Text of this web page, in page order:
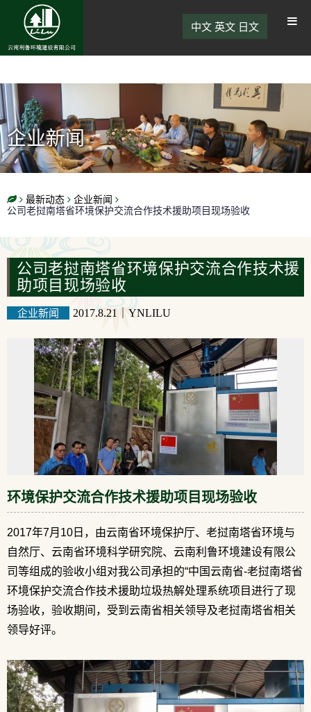
中文 英文 日文
企业新闻
最新动态
企业新闻
公司老挝南塔省环境保护交流合作技术援助项目现场验收
公司老挝南塔省环境保护交流合作技术援
助项目现场验收
企业新闻 2017.8.21 YNLILU
环境保护交流合作技术援助项目现场验收
2017年7月10日，由云南省环境保护厅、老挝南塔省环境与
自然厅、云南省环境科学研究院、云南利鲁环境建设有限公
司等组成的验收小组对我公司承担的“中国云南省-老挝南塔省
环境保护交流合作技术援助垃圾热解处理系统项目进行了现
场验收，验收期间，受到云南省相关领导及老挝南塔省相关
领导好评。